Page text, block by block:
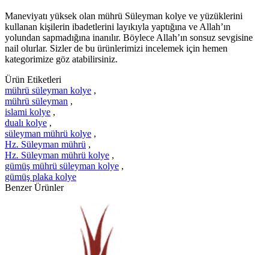
Maneviyatı yüksek olan mührü Süleyman kolye ve yüzüklerini
kullanan kişilerin ibadetlerini layıkıyla yaptığına ve Allah’ın
yolundan sapmadığına inanılır. Böylece Allah’ın sonsuz sevgisine
nail olurlar. Sizler de bu ürünlerimizi incelemek için hemen
kategorimize göz atabilirsiniz.
Ürün Etiketleri
mührü süleyman kolye ,
mührü süleyman ,
islami kolye ,
dualı kolye ,
süleyman mührü kolye ,
Hz. Süleyman mührü ,
Hz. Süleyman mührü kolye ,
gümüş mührü süleyman kolye ,
gümüş plaka kolye
Benzer Ürünler